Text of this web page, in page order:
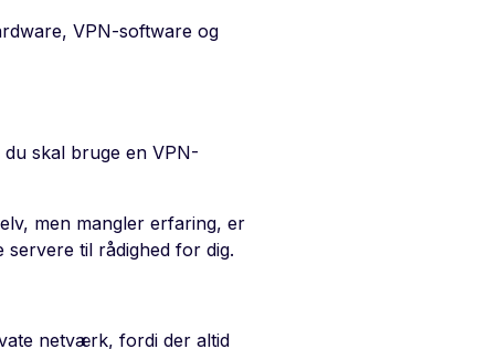
VPN-software og
skal bruge en VPN-
men mangler erfaring, er
servere til rådighed for dig.
netværk, fordi der altid